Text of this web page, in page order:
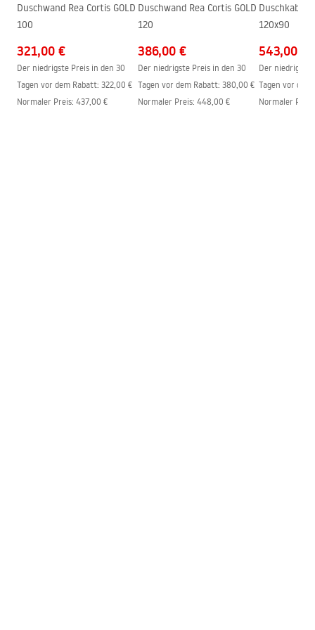
Beschichtungstechnologie
Anschlussmaß
150mm
Garantie
24 monate
shower_set.pdf
Duschwand Rea Cortis GOLD
100
321,00 €
Der niedrigste Preis in den 30
Tagen vor dem Rabatt: 322,00 €
Normaler Preis: 437,00 €
Duschwand Rea Cortis GOLD
120
386,00 €
Der niedrigste Preis in den 30
Tagen vor dem Rabatt: 380,00 €
Normaler Preis: 448,00 €
Duschkabine
120x90
543,00 €
Der niedrigste
Tagen vor dem
Normaler Preis